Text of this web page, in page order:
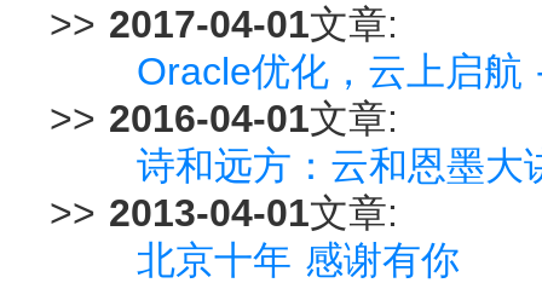
>> 2017-04-01文章:
Oracle优化，云上启
>> 2016-04-01文章:
诗和远方：云和恩墨大
>> 2013-04-01文章:
北京十年 感谢有你